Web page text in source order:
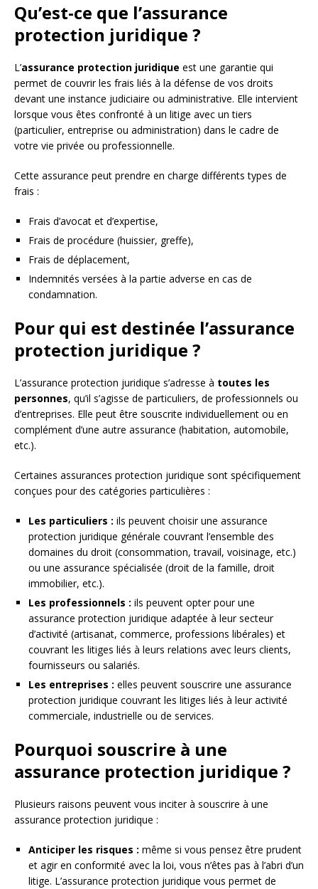
Qu’est-ce que l’assurance
protection juridique ?
L’assurance protection juridique est une garantie qui
permet de couvrir les frais liés à la défense de vos droits
devant une instance judiciaire ou administrative. Elle intervient
lorsque vous êtes confronté à un litige avec un tiers
(particulier, entreprise ou administration) dans le cadre de
votre vie privée ou professionnelle.
Cette assurance peut prendre en charge différents types de
frais :
Frais d’avocat et d’expertise,
Frais de procédure (huissier, greffe),
Frais de déplacement,
Indemnités versées à la partie adverse en cas de
condamnation.
Pour qui est destinée l’assurance
protection juridique ?
L’assurance protection juridique s’adresse à toutes les
personnes, qu’il s’agisse de particuliers, de professionnels ou
d’entreprises. Elle peut être souscrite individuellement ou en
complément d’une autre assurance (habitation, automobile,
etc.).
Certaines assurances protection juridique sont spécifiquement
conçues pour des catégories particulières :
Les particuliers : ils peuvent choisir une assurance
protection juridique générale couvrant l’ensemble des
domaines du droit (consommation, travail, voisinage, etc.)
ou une assurance spécialisée (droit de la famille, droit
immobilier, etc.).
Les professionnels : ils peuvent opter pour une
assurance protection juridique adaptée à leur secteur
d’activité (artisanat, commerce, professions libérales) et
couvrant les litiges liés à leurs relations avec leurs clients,
fournisseurs ou salariés.
Les entreprises : elles peuvent souscrire une assurance
protection juridique couvrant les litiges liés à leur activité
commerciale, industrielle ou de services.
Pourquoi souscrire à une
assurance protection juridique ?
Plusieurs raisons peuvent vous inciter à souscrire à une
assurance protection juridique :
Anticiper les risques : même si vous pensez être prudent
et agir en conformité avec la loi, vous n’êtes pas à l’abri d’un
litige. L’assurance protection juridique vous permet de